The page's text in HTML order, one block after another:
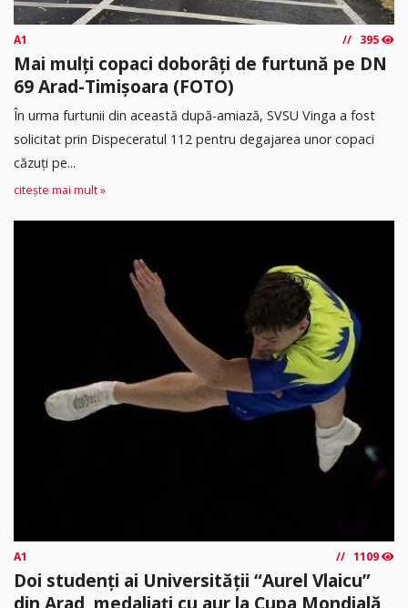
A1 395
Mai mulți copaci doborâți de furtună pe DN
69 Arad-Timișoara (FOTO)
În urma furtunii din această după-amiază, SVSU Vinga a fost
solicitat prin Dispeceratul 112 pentru degajarea unor copaci
căzuți pe...
citește mai mult »
A1 1109
Doi studenți ai Universității “Aurel Vlaicu”
din Arad, medaliați cu aur la Cupa Mondială